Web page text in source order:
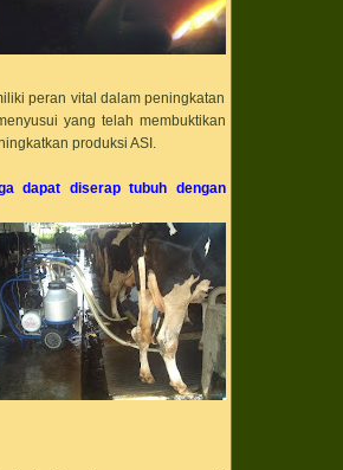
peran vital dalam peningkatan
yang telah membuktikan
produksi ASI.
dapat diserap tubuh dengan